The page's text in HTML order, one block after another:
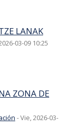
LANAK
03-09 10:25
ZONA DE
-Vie, 2026-03-